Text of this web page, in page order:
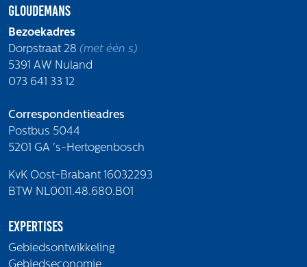
Gloudemans
Bezoekadres
Dorpstraat 28 (met één s)
5391 AW Nuland
073 641 33 12
Correspondentieadres
Postbus 5044
5201 GA 's-Hertogenbosch
KvK Oost-Brabant 16032293
BTW NL0011.48.680.B01
Expertises
Gebiedsontwikkeling
Gebiedseconomie